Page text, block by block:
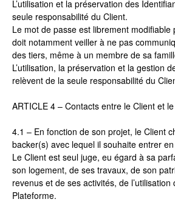
L’utilisation et la préservation des
seule responsabilité du Client.
Le mot de passe est librement modifiable
doit notamment veiller à ne pas
des tiers, même à un membre de sa
L’utilisation, la préservation et la gestion
relèvent de la seule responsabilité du
ARTICLE 4 – Contacts entre le Client et
4.1 – En fonction de son projet, le Client
backer(s) avec lequel il souhaite entrer
Le Client est seul juge, eu égard à sa
son logement, de ses travaux, de son
revenus et de ses activités, de l’utilisation
Plateforme.